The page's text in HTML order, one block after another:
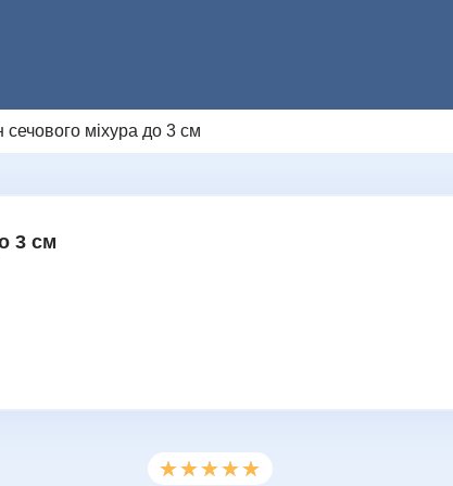
Додаткове повідомлення (залиште
міхура до 3 см
3 см
★★★★★
★★★★★